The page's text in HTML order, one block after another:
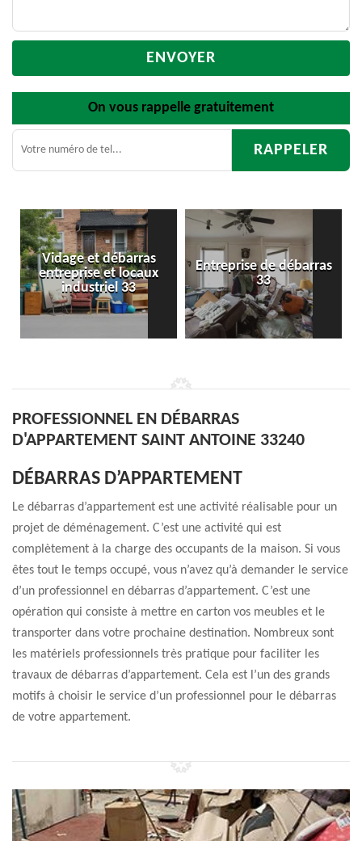
On vous rappelle gratuitement
Entreprise de débarras
33
Débarras
d'appartement 33
PROFESSIONNEL EN DÉBARRAS
D'APPARTEMENT SAINT ANTOINE 33240
DÉBARRAS D’APPARTEMENT
Le débarras d’appartement est une activité réalisable pour un
projet de déménagement. C’est une activité qui est
complètement à la charge des occupants de la maison. Si vous
êtes tout le temps occupé, vous n’avez qu’à demander le service
d’un professionnel en débarras d’appartement. C’est une
opération qui consiste à mettre en carton vos meubles et le
transporter dans votre prochaine destination. Nombreux sont
les matériels professionnels très pratique pour faciliter les
travaux de débarras d’appartement. Cela est l’un des grands
motifs à choisir le service d’un professionnel pour le débarras
de votre appartement.